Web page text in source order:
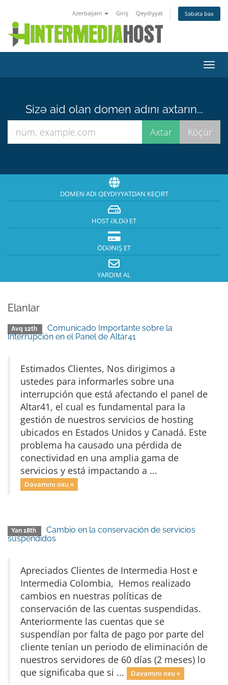
Azerbaijani Giriş Qeydiyyat Səbətə bax
keçid
Sizə aid olan domen adını axtarın...
DOMEN ADI QEYDIYYATDAN KEÇIRT
HOST ƏLDƏ ET
ÖDƏNIŞ ET
YARDIM AL
Elanlar
Avq 12th
Comunicado Importante sobre la
Interrupción en el Panel de Altar41
Estimados Clientes, Nos dirigimos a
ustedes para informarles sobre una
interrupción que está afectando el panel de
Altar41, el cual es fundamental para la
gestión de nuestros servicios de hosting
ubicados en Estados Unidos y Canadá. Este
problema ha causado una pérdida de
conectividad en una amplia gama de
servicios y está impactando a ...
Davamını oxu »
Yan 18th
Cambio en la conservación de servicios
suspendidos
Apreciados Clientes de Intermedia Host e
Intermedia Colombia, Hemos realizado
cambios en nuestras políticas de
conservación de las cuentas suspendidas.
Anteriormente las cuentas que se
suspendían por falta de pago por parte del
cliente tenían un periodo de eliminación de
nuestros servidores de 60 días (2 meses) lo
que significaba que si ...
Davamını oxu »